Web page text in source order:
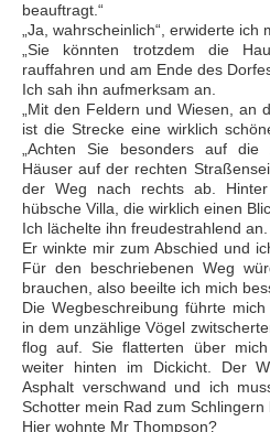
beauftragt.“
„Ja, wahrscheinlich“, erwiderte ich
„Sie könnten trotzdem die
rauffahren und am Ende des
Ich sah ihn aufmerksam an.
„Mit den Feldern und Wiesen, an
ist die Strecke eine wirklich
„Achten Sie besonders auf die
Häuser auf der rechten
der Weg nach rechts ab.
hübsche Villa, die wirklich einen
Ich lächelte ihn freudestrahlend an.
Er winkte mir zum Abschied und
Für den beschriebenen Weg
brauchen, also beeilte ich mich
Die Wegbeschreibung führte
in dem unzählige Vögel
flog auf. Sie flatterten über
weiter hinten im Dickicht. Der
Asphalt verschwand und ich
Schotter mein Rad zum Schlingern
Hier wohnte Mr Thompson?